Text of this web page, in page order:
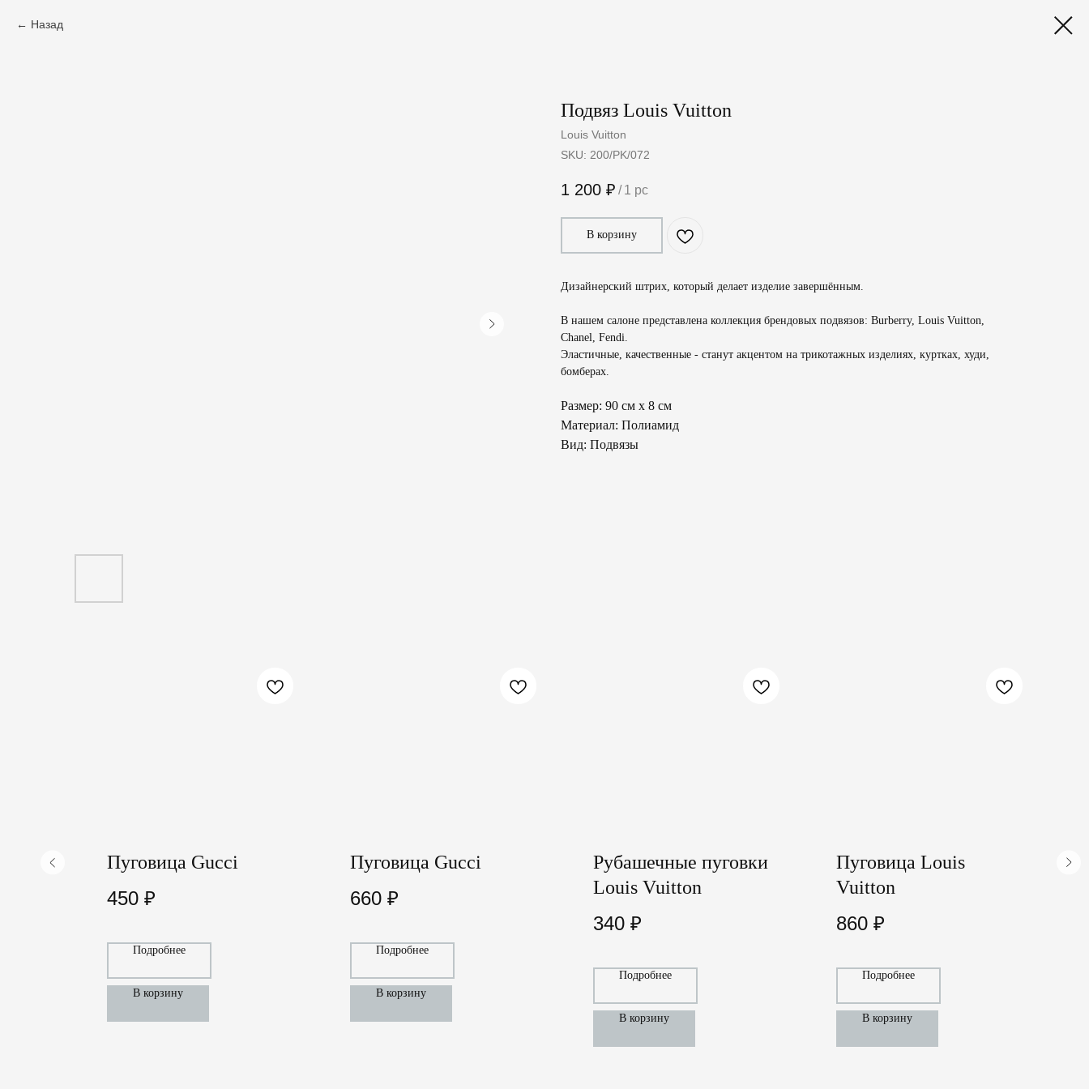
Назад
Подвяз Louis Vuitton
Louis Vuitton
SKU: 200/PK/072
1 200 ₽ / 1 pc
В корзину
Дизайнерский штрих, который делает изделие завершённым.
В нашем салоне представлена коллекция брендовых подвязов: Burberry, Louis Vuitton,
Chanel, Fendi.
Эластичные, качественные - станут акцентом на трикотажных изделиях, куртках, худи,
бомберах.
Размер: 90 см х 8 см
Материал: Полиамид
Вид: Подвязы
Пуговица Gucci
450 ₽
Подробнее
В корзину
Пуговица Gucci
660 ₽
Подробнее
В корзину
Рубашечные пуговки
Louis Vuitton
340 ₽
Подробнее
В корзину
Пуговица Louis
Vuitton
860 ₽
Подробнее
В корзину